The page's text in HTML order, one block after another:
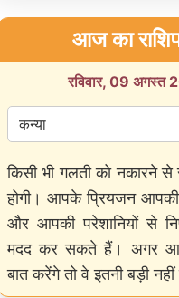
आज का
रविवार, 09 अगस्त
किसी भी गलती को नकारने से
होगी। आपके प्रियजन
और आपकी परेशानियों से
मदद कर सकते हैं। अगर
बात करेंगे तो वे इतनी बड़ी नहीं